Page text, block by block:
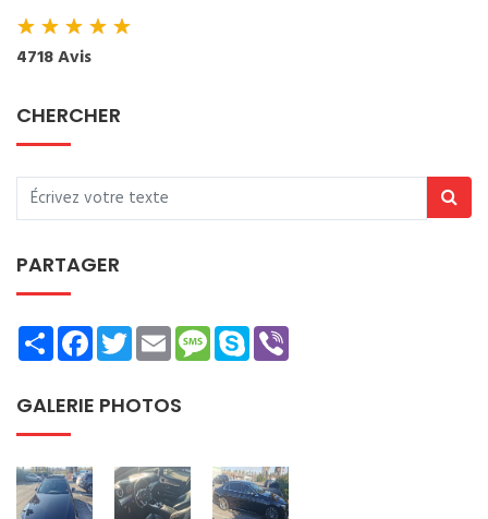
★★★★★
4718 Avis
CHERCHER
PARTAGER
ShareFacebookTwitterEmailMessage
Skype
GALERIE PHOTOS